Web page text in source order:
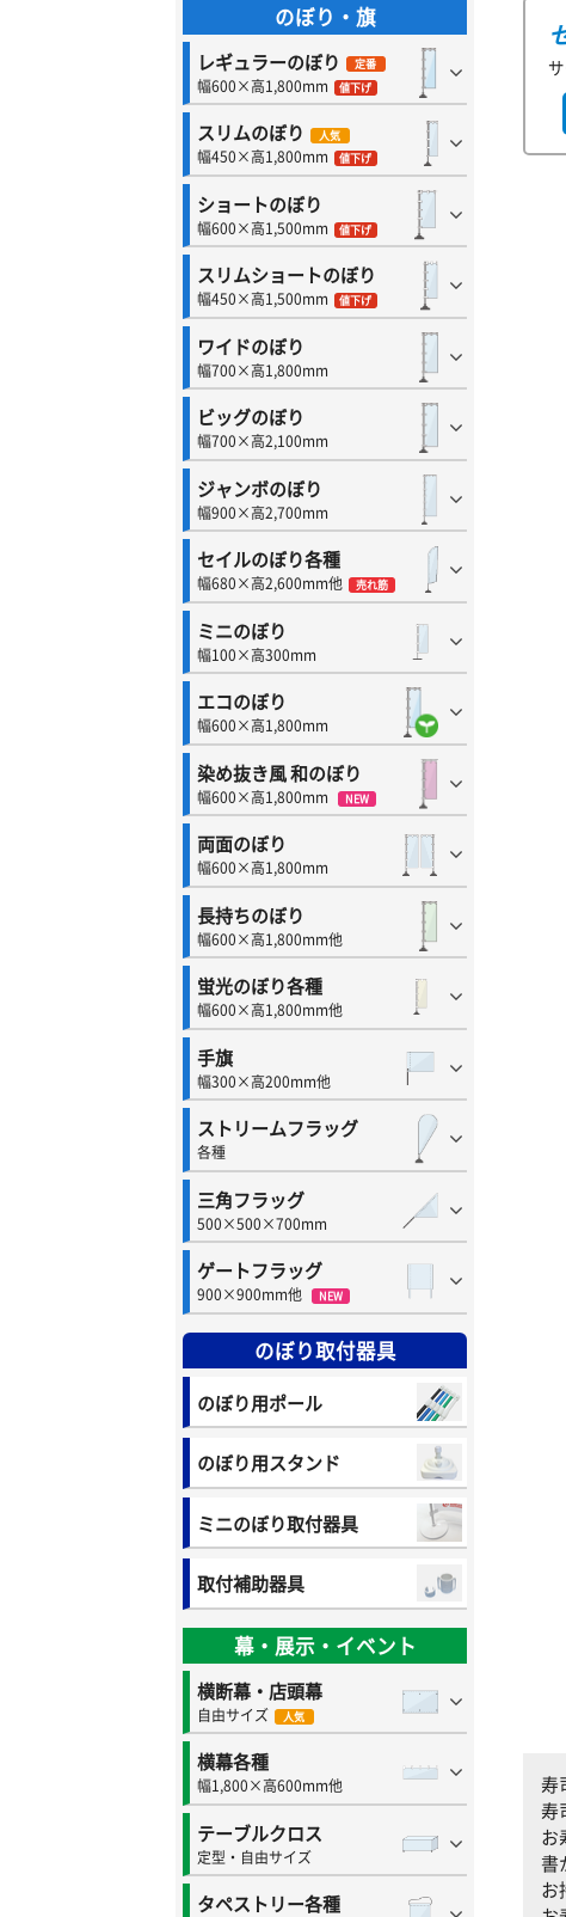
のぼり・旗
レギュラーのぼり 定番
幅600×高1,800mm 値下げ
スリムのぼり 人気
幅450×高1,800mm 値下げ
ショートのぼり
幅600×高1,500mm 値下げ
スリムショートのぼり
幅450×高1,500mm 値下げ
ワイドのぼり
幅700×高1,800mm
ビッグのぼり
幅700×高2,100mm
ジャンボのぼり
幅900×高2,700mm
セイルのぼり各種
幅680×高2,600mm他 売れ筋
ミニのぼり
幅100×高300mm
エコのぼり
幅600×高1,800mm
染め抜き風 和のぼり
幅600×高1,800mm NEW
両面のぼり
幅600×高1,800mm
長持ちのぼり
幅600×高1,800mm他
蛍光のぼり各種
幅600×高1,800mm他
手旗
幅300×高200mm他
ストリームフラッグ
各種
三角フラッグ
500×500×700mm
ゲートフラッグ
900×900mm他 NEW
のぼり取付器具
のぼり用ポール
のぼり用スタンド
ミニのぼり取付器具
取付補助器具
幕・展示・イベント
横断幕・店頭幕
自由サイズ 人気
横幕各種
幅1,800×高600mm他
テーブルクロス
定型・自由サイズ
タペストリー各種
寿
寿
お
書
お